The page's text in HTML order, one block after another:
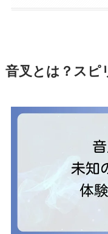
音叉とは？スピ